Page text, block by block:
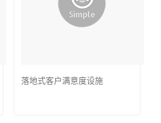
落地式客户满意度设施